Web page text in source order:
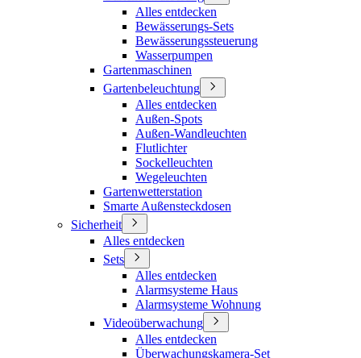
Alles entdecken
Bewässerungs-Sets
Bewässerungssteuerung
Wasserpumpen
Gartenmaschinen
Gartenbeleuchtung
Alles entdecken
Außen-Spots
Außen-Wandleuchten
Flutlichter
Sockelleuchten
Wegeleuchten
Gartenwetterstation
Smarte Außensteckdosen
Sicherheit
Alles entdecken
Sets
Alles entdecken
Alarmsysteme Haus
Alarmsysteme Wohnung
Videoüberwachung
Alles entdecken
Überwachungskamera-Set